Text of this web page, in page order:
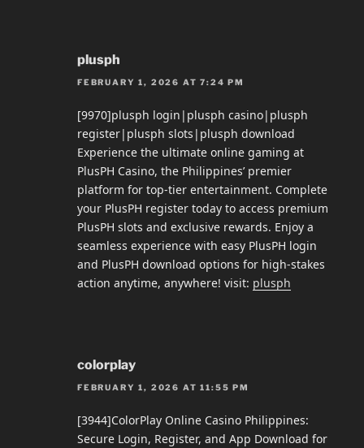
plusph
FEBRUARY 1, 2026 AT 7:24 PM
[9970]plusph login|plusph casino|plusph
register|plusph slots|plusph download
Experience the ultimate online gaming at
PlusPH Casino, the Philippines’ premier
platform for top-tier entertainment. Complete
your PlusPH register today to access premium
PlusPH slots and exclusive rewards. Enjoy a
seamless experience with easy PlusPH login
and PlusPH download options for high-stakes
action anytime, anywhere! visit: plusph
colorplay
FEBRUARY 1, 2026 AT 11:55 PM
[3944]ColorPlay Online Casino Philippines:
Secure Login, Register, and App Download for